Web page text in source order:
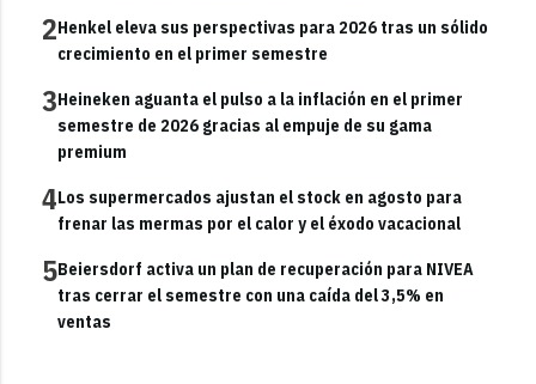
2Henkel eleva sus perspectivas para 2026 tras un sólido
crecimiento en el primer semestre
3Heineken aguanta el pulso a la inflación en el primer
semestre de 2026 gracias al empuje de su gama
premium
4Los supermercados ajustan el stock en agosto para
frenar las mermas por el calor y el éxodo vacacional
5Beiersdorf activa un plan de recuperación para NIVEA
tras cerrar el semestre con una caída del 3,5% en
ventas